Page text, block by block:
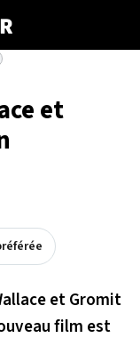
et
et Gromit
film est